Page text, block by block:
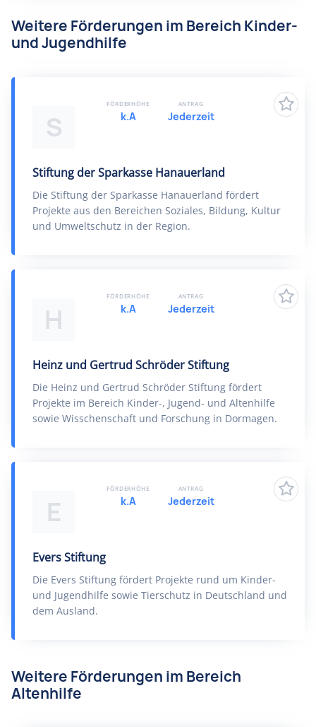
Weitere Förderungen im Bereich Kinder-
und Jugendhilfe
S
Stiftung der Sparkasse Hanauerland
Die Stiftung der Sparkasse Hanauerland fördert
Projekte aus den Bereichen Soziales, Bildung, Kultur
und Umweltschutz in der Region.
FÖRDERHÖHE
k.A
ANTRAG
Jederzeit
H
Heinz und Gertrud Schröder Stiftung
Die Heinz und Gertrud Schröder Stiftung fördert
Projekte im Bereich Kinder-, Jugend- und Altenhilfe
sowie Wisschenschaft und Forschung in Dormagen.
FÖRDERHÖHE
k.A
ANTRAG
Jederzeit
E
Evers Stiftung
Die Evers Stiftung fördert Projekte rund um Kinder-
und Jugendhilfe sowie Tierschutz in Deutschland und
dem Ausland.
FÖRDERHÖHE
k.A
ANTRAG
Jederzeit
Weitere Förderungen im Bereich
Altenhilfe